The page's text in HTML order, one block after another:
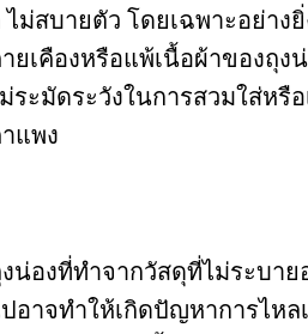
ม่สบายตัว โดยเฉพาะอย่าง
เคืองหรือแพ้เนื้อผ้าของถุง
ะมัดระวังในการสวมใส่หรื
แพง
องที่ทำจากวัสดุที่ไม่ระบา
อาจทำให้เกิดปัญหาการไห